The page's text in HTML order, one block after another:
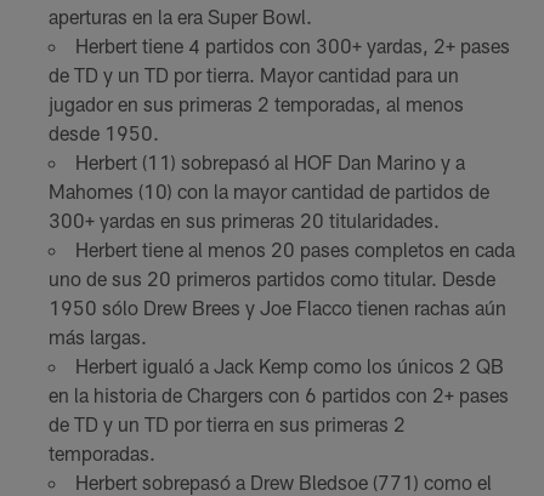
aperturas en la era Super Bowl.
Herbert tiene 4 partidos con 300+ yardas, 2+ pases
de TD y un TD por tierra. Mayor cantidad para un
jugador en sus primeras 2 temporadas, al menos
desde 1950.
Herbert (11) sobrepasó al HOF Dan Marino y a
Mahomes (10) con la mayor cantidad de partidos de
300+ yardas en sus primeras 20 titularidades.
Herbert tiene al menos 20 pases completos en cada
uno de sus 20 primeros partidos como titular. Desde
1950 sólo Drew Brees y Joe Flacco tienen rachas aún
más largas.
Herbert igualó a Jack Kemp como los únicos 2 QB
en la historia de Chargers con 6 partidos con 2+ pases
de TD y un TD por tierra en sus primeras 2
temporadas.
Herbert sobrepasó a Drew Bledsoe (771) como el